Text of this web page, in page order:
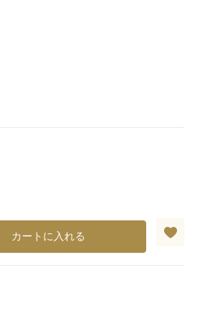
カートに入れる